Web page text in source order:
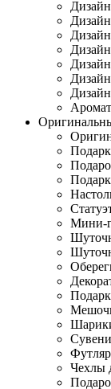
Мини-
Чехлы